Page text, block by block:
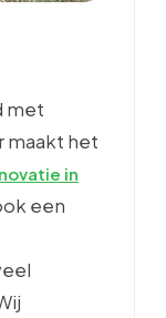
met
maakt het
in
een